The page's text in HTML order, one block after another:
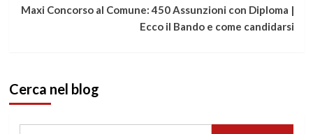
Maxi Concorso al Comune: 450 Assunzioni con Diploma |
Ecco il Bando e come candidarsi
Cerca nel blog